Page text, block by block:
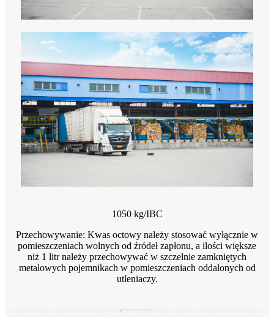
1050 kg/IBC
Przechowywanie: Kwas octowy należy stosować wyłącznie w
pomieszczeniach wolnych od źródeł zapłonu, a ilości większe
niż 1 litr należy przechowywać w szczelnie zamkniętych
metalowych pojemnikach w pomieszczeniach oddalonych od
utleniaczy.